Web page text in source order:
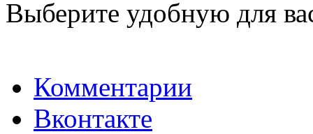
Выберите удобную для
Комментарии
Вконтакте